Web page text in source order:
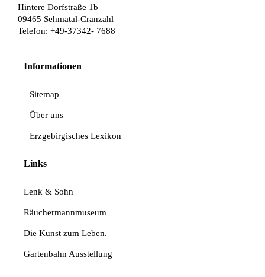
Hintere Dorfstraße 1b
09465 Sehmatal-Cranzahl
Telefon: +49-37342- 7688
Informationen
Sitemap
Über uns
Erzgebirgisches Lexikon
Links
Lenk & Sohn
Räuchermannmuseum
Die Kunst zum Leben.
Gartenbahn Ausstellung